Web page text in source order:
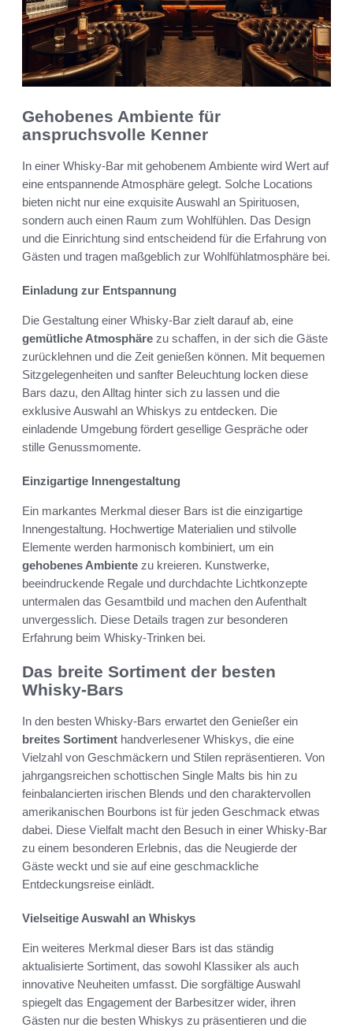
Gehobenes Ambiente für
anspruchsvolle Kenner
In einer Whisky-Bar mit gehobenem Ambiente wird Wert auf
eine entspannende Atmosphäre gelegt. Solche Locations
bieten nicht nur eine exquisite Auswahl an Spirituosen,
sondern auch einen Raum zum Wohlfühlen. Das Design
und die Einrichtung sind entscheidend für die Erfahrung von
Gästen und tragen maßgeblich zur Wohlfühlatmosphäre bei.
Einladung zur Entspannung
Die Gestaltung einer Whisky-Bar zielt darauf ab, eine
gemütliche Atmosphäre zu schaffen, in der sich die Gäste
zurücklehnen und die Zeit genießen können. Mit bequemen
Sitzgelegenheiten und sanfter Beleuchtung locken diese
Bars dazu, den Alltag hinter sich zu lassen und die
exklusive Auswahl an Whiskys zu entdecken. Die
einladende Umgebung fördert gesellige Gespräche oder
stille Genussmomente.
Einzigartige Innengestaltung
Ein markantes Merkmal dieser Bars ist die einzigartige
Innengestaltung. Hochwertige Materialien und stilvolle
Elemente werden harmonisch kombiniert, um ein
gehobenes Ambiente zu kreieren. Kunstwerke,
beeindruckende Regale und durchdachte Lichtkonzepte
untermalen das Gesamtbild und machen den Aufenthalt
unvergesslich. Diese Details tragen zur besonderen
Erfahrung beim Whisky-Trinken bei.
Das breite Sortiment der besten
Whisky-Bars
In den besten Whisky-Bars erwartet den Genießer ein
breites Sortiment handverlesener Whiskys, die eine
Vielzahl von Geschmäckern und Stilen repräsentieren. Von
jahrgangsreichen schottischen Single Malts bis hin zu
feinbalancierten irischen Blends und den charaktervollen
amerikanischen Bourbons ist für jeden Geschmack etwas
dabei. Diese Vielfalt macht den Besuch in einer Whisky-Bar
zu einem besonderen Erlebnis, das die Neugierde der
Gäste weckt und sie auf eine geschmackliche
Entdeckungsreise einlädt.
Vielseitige Auswahl an Whiskys
Ein weiteres Merkmal dieser Bars ist das ständig
aktualisierte Sortiment, das sowohl Klassiker als auch
innovative Neuheiten umfasst. Die sorgfältige Auswahl
spiegelt das Engagement der Barbesitzer wider, ihren
Gästen nur die besten Whiskys zu präsentieren und die